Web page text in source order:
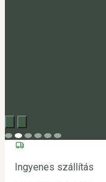
Ingyenes szállítás